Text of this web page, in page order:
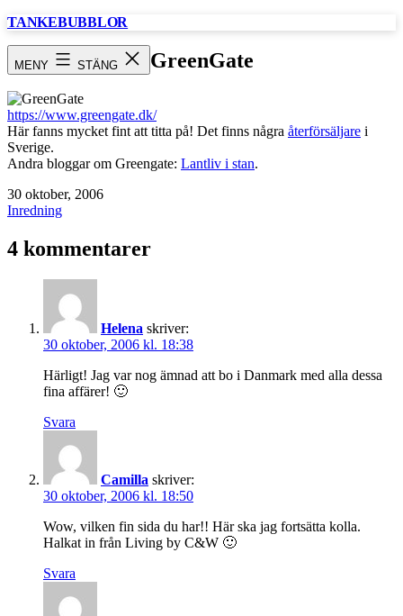
Hoppa
TANKEBUBBLOR
MENY STÄNG GreenGate
https://www.greengate.dk/
Här fanns mycket fint att titta på! Det finns några återförsäljare i
Sverige.
Andra bloggar om Greengate: Lantliv i stan.
Publicerat
den
30 oktober, 2006
Kategoriserat
Inredning
4 kommentarer
Helena skriver:
30 oktober, 2006 kl. 18:38
Härligt! Jag var nog ämnad att bo i Danmark med alla dessa
fina affärer! 🙂
Svara
Camilla skriver:
30 oktober, 2006 kl. 18:50
Wow, vilken fin sida du har!! Här ska jag fortsätta kolla.
Halkat in från Living by C&W 🙂
Svara